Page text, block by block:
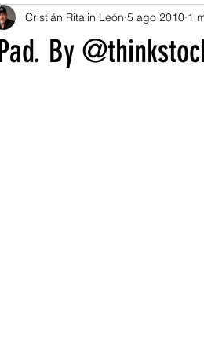
creativity emprendimiento
By
Cristián Ritalin León 5 ago 2010 1